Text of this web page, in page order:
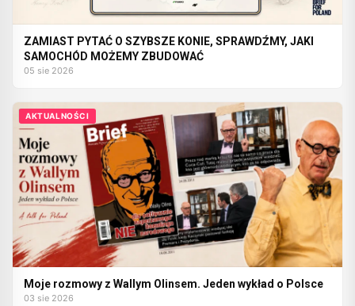
ZAMIAST PYTAĆ O SZYBSZE KONIE, SPRAWDŹMY, JAKI
SAMOCHÓD MOŻEMY ZBUDOWAĆ
05 sie 2026
AKTUALNOŚCI
Moje rozmowy z Wallym Olinsem. Jeden wykład o Polsce
03 sie 2026